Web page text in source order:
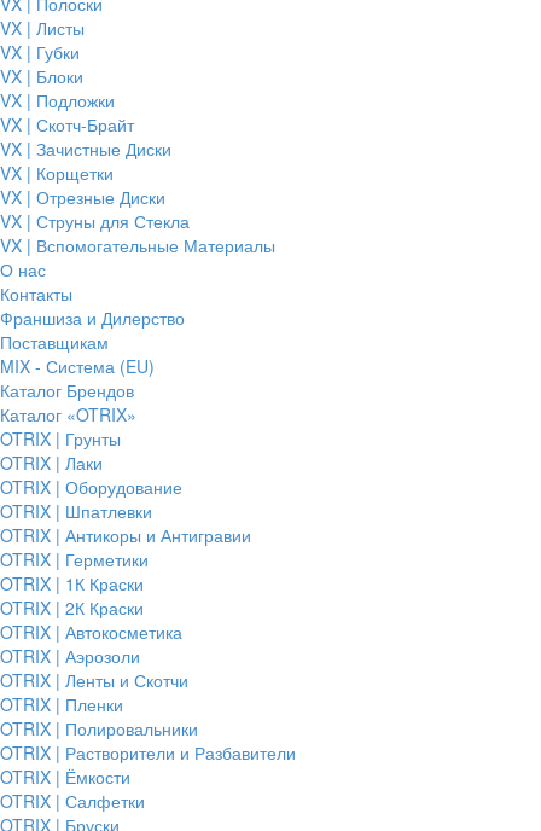
VX | Листы
VX | Губки
VX | Блоки
VX | Подложки
VX | Скотч-Брайт
VX | Зачистные Диски
VX | Корщетки
VX | Отрезные Диски
VX | Струны для Стекла
VX | Вспомогательные Материалы
О нас
Контакты
Франшиза и Дилерство
Поставщикам
MIX - Система (EU)
Каталог Брендов
Каталог «OTRIX»
OTRIX | Грунты
OTRIX | Лаки
OTRIX | Оборудование
OTRIX | Шпатлевки
OTRIX | Антикоры и Антигравии
OTRIX | Герметики
OTRIX | 1К Краски
OTRIX | 2К Краски
OTRIX | Автокосметика
OTRIX | Аэрозоли
OTRIX | Ленты и Скотчи
OTRIX | Пленки
OTRIX | Полировальники
OTRIX | Растворители и Разбавители
OTRIX | Ёмкости
OTRIX | Салфетки
OTRIX | Бруски